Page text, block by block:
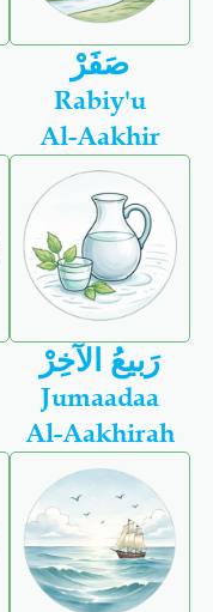
صَفَرْ
Rabiy'u
Al-Aakhir
رَبيعُ الآخِرْ
Jumaadaa
Al-Aakhirah